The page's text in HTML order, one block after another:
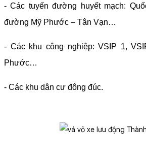
- Các tuyến đường huyết mạch:
đường Mỹ Phước – Tân Vạn…
- Các khu công nghiệp: VSIP 1,
Phước…
- Các khu dân cư đông đúc.